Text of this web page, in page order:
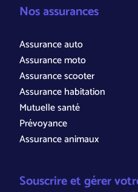
Nos assurances
Assurance auto
Assurance moto
Assurance scooter
Assurance habitation
Mutuelle santé
Prévoyance
Assurance animaux
Souscrire et gérer